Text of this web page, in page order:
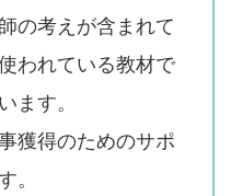
の考えが含まれて
われている教材で
ます。
獲得のためのサポ
。